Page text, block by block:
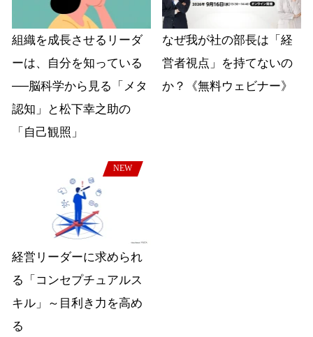
組織を成長させるリーダ
ーは、自分を知っている
──脳科学から見る「メタ
認知」と松下幸之助の
「自己観照」
なぜ我が社の部長は「経
営者視点」を持てないの
か？《無料ウェビナー》
NEW
経営リーダーに求められ
る「コンセプチュアルス
キル」～目利き力を高め
る